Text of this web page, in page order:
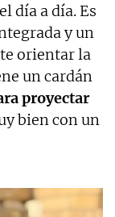
día a día. Es
y un
orientar la
un cardán
proyectar
bien con un